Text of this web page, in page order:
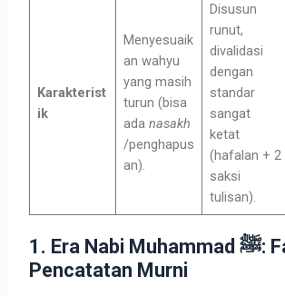
Karakterist
ik
Menyesuaik
an wahyu
yang masih
turun (bisa
ada nasakh
/penghapus
an).
Disusun
runut,
divalidasi
dengan
standar
sangat
ketat
(hafalan + 2
saksi
tulisan).
1. Era Nabi Muhammad ﷺ: Fase
Pencatatan Murni